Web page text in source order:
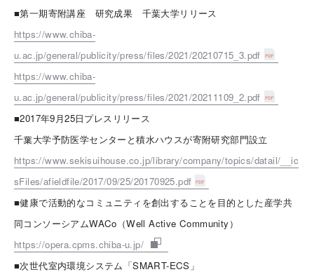
■第一期寄附講座 研究成果 千葉大学リリース
https://www.chiba-
u.ac.jp/general/publicity/press/files/2021/20210715_3.pdf
https://www.chiba-
u.ac.jp/general/publicity/press/files/2021/20211109_2.pdf
■2017年9月25日プレスリリース
千葉大学予防医学センターと積水ハウスが寄附研究部門設立
https://www.sekisuihouse.co.jp/library/company/topics/datail/__ic
sFiles/afieldfile/2017/09/25/20170925.pdf
■健康で活動的なコミュニティを創出することを目的とした産学共
同コンソーシアムWACo（Well Active Community）
https://opera.cpms.chiba-u.jp/
■次世代室内環境システム「SMART-ECS」